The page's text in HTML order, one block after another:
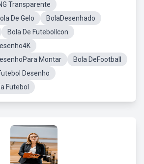
Transparente
De Gelo
BolaDesenhado
Bola De FutebolIcon
Montar
Bola DeFootball
Desenho
Futebol